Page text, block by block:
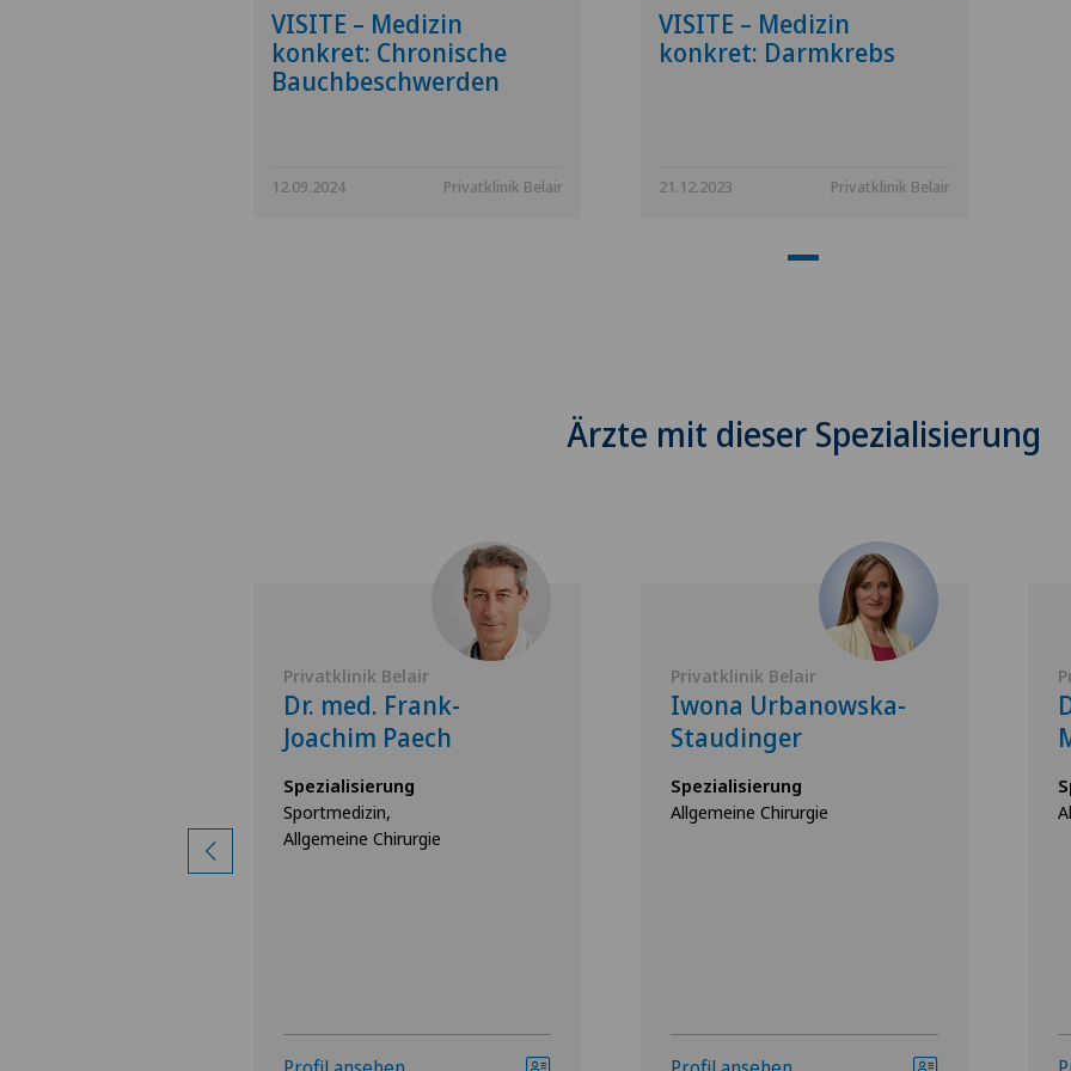
VISITE – Medizin
konkret: Chronische
Bauchbeschwerden
12.09.2024 Privatklinik Belair
VISITE – Medizin
konkret: Darmkrebs
21.12.2023 Privatklinik Belair
Ärzte mit dieser Spezialisierung
Privatklinik Belair
Dr. med. Frank-
Joachim Paech
Spezialisierung
Sportmedizin,
Allgemeine Chirurgie
Privatklinik Belair
Iwona Urbanowska-
Staudinger
Spezialisierung
Allgemeine Chirurgie